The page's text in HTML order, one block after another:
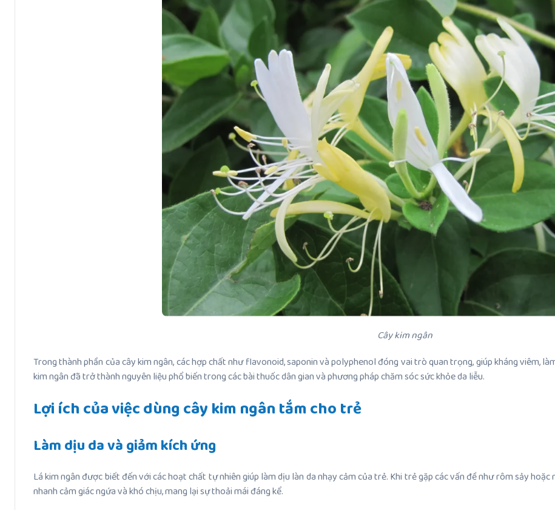
Cây kim ngân
Trong thành phần của cây kim ngân, các hợp chất như flavonoid, saponin và polyphenol đóng vai trò quan trọng, giúp kháng viêm,
kim ngân đã trở thành nguyên liệu phổ biến trong các bài thuốc dân gian và phương pháp chăm sóc sức khỏe da liễu.
Lợi ích của việc dùng cây kim ngân tắm cho trẻ
Làm dịu da và giảm kích ứng
Lá kim ngân được biết đến với các hoạt chất tự nhiên giúp làm dịu làn da nhạy cảm của trẻ. Khi trẻ gặp các vấn đề như rôm sảy
nhanh cảm giác ngứa và khó chịu, mang lại sự thoải mái đáng kể.